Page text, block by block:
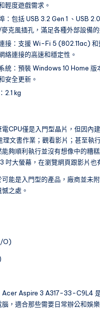
輕度遊戲需求。
：包括 USB 3.2 Gen 1 、USB
克風插孔，滿足各種外部設備的
接：支援 Wi-Fi 5 (802.11ac)
絡連接的高速和穩定性。
統：預裝 Windows 10 Home 版
安全更新。
2.1 kg
CPU僅是入門型晶片，但因內
理文書作業；觀看影片；甚至執
能夠順利執行並沒有想像中的糟
吋大螢幕，在瀏覽網頁跟影片也
能是入門型的產品，廠商並未
之處。
O)
Acer Aspire 3 A317-33-C9L4
腦，適合那些需要日常辦公和娛